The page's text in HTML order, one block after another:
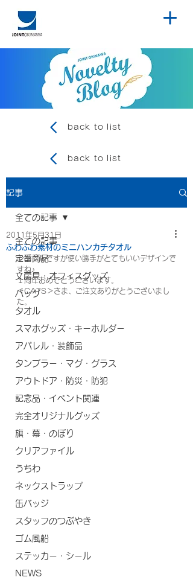
back to list
back to list
記事
全ての記事
定番商品
文房具・オフィスグッズ
バッグ
タオル
スマホグッズ・キーホルダー
アパレル・装飾品
タンブラー・マグ・グラス
アウトドア・防災・防犯
記念品・イベント関連
完全オリジナルグッズ
旗・幕・のぼり
クリアファイル
うちわ
ネックストラップ
缶バッジ
スタッフのつぶやき
ゴム風船
ステッカー・シール
NEWS
全ての記事
ふわふわ素材のミニハンカチタオル
2011年5月31日
シンプルですが使い勝手がとてもいいデザインで
すね♪
１周年おめでとうございます。
＜CATS＞さま、ご注文ありがとうございまし
た。